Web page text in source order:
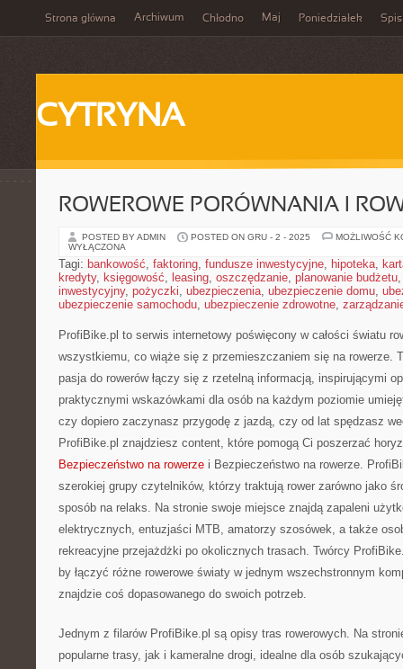
Strona główna Archiwum Chłodno Maj Poniedziałek Spis
CYTRYNA
ROWEROWE PORÓWNANIA I
POSTED BY ADMIN POSTED ON GRU - 2 - 2025
MOŻLIWOŚĆ
WYŁĄCZONA
Tagi: bankowość, faktoring, fundusze inwestycyjne, hipoteka,
kredyty, księgowość, leasing, oszczędzanie, planowanie budżetu
inwestycyjny, pożyczki, ubezpieczenia, ubezpieczenie domu,
ubezpieczenie samochodu, ubezpieczenie zdrowotne,
ProfiBike.pl to serwis internetowy poświęcony w całości światu
wszystkiemu, co wiąże się z przemieszczaniem się na rowerze.
pasja do rowerów łączy się z rzetelną informacją, inspirującymi
praktycznymi wskazówkami dla osób na każdym poziomie
czy dopiero zaczynasz przygodę z jazdą, czy od lat spędzasz
ProfiBike.pl znajdziesz content, które pomogą Ci poszerzać
Bezpieczeństwo na rowerze i Bezpieczeństwo na rowerze.
szerokiej grupy czytelników, którzy traktują rower zarówno jako
sposób na relaks. Na stronie swoje miejsce znajdą zapaleni
elektrycznych, entuzjaści MTB, amatorzy szosówek, a także
rekreacyjne przejażdżki po okolicznych trasach. Twórcy
by łączyć różne rowerowe światy w jednym wszechstronnym
znajdzie coś dopasowanego do swoich potrzeb.
Jednym z filarów ProfiBike.pl są opisy tras rowerowych. Na
popularne trasy, jak i kameralne drogi, idealne dla osób